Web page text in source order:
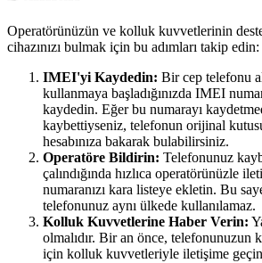
Operatörünüzün ve kolluk kuvvetlerinin
cihazınızı bulmak için bu adımları takip edin:
IMEI'yi Kaydedin: Bir cep telefonu
kullanmaya başladığınızda IMEI
kaydedin. Eğer bu numarayı
kaybettiyseniz, telefonun orijinal
hesabınıza bakarak bulabilirsiniz.
Operatöre Bildirin: Telefonunuz
çalındığında hızlıca operatörünüzle
numaranızı kara listeye ekletin. Bu
telefonunuz aynı ülkede kullanılamaz.
Kolluk Kuvvetlerine Haber Verin:
olmalıdır. Bir an önce, telefonunuzun
için kolluk kuvvetleriyle iletişime